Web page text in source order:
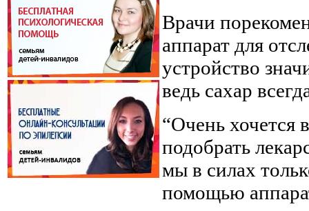
Врачи
аппарат для
устройство
ведь сахар
“Очень хочется
подобрать
мы в силах
помощью